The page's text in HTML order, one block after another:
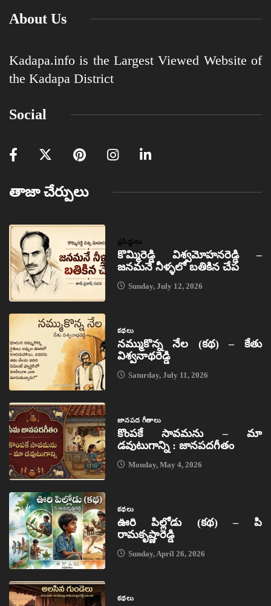
About Us
Kadapa.info is the Largest Viewed Website of
the Kadapa District
Social
తాజా చేర్పులు
ప్రసిద్ధులు
కొమ్మిరెడ్డి విశ్వమోహనరెడ్డి –
జనమనే నీళ్ళలో బతికిన చేప
Sunday, July 12, 2026
కథలు
నమ్ముకొన్న నేల (కథ) – కేతు
విశ్వనాథరెడ్డి
Saturday, July 11, 2026
జానపద గీతాలు
కొంపకే సావమను – మా
డవుటుగాన్ని : జానపదగీతం
Monday, May 4, 2026
కథలు
ఊరి పిల్లోడు (కథ) – పి
రామకృష్ణారెడ్డి
Sunday, April 26, 2026
కథలు